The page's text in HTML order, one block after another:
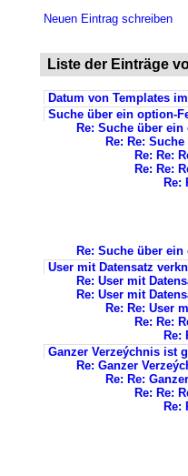
Neuen Eintrag schreiben
Liste der Einträge
Datum von Templates
Suche über ein option-
Re: Suche über ein
Re: Re:
Re: Re:
Re: Re:
Re:
Re: Suche über ein
User mit Datensatz
Re: User mit
Re: User mit
Re: Re: User
Re: Re:
Re:
Ganzer Verzeýchnis ist
Re: Ganzer
Re: Re:
Re: Re:
Re: